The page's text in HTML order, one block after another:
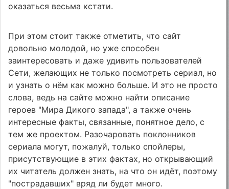
оказаться весьма кстати.
При этом стоит также отметить, что сайт
довольно молодой, но уже способен
заинтересовать и даже удивить пользователей
Сети, желающих не только посмотреть сериал, но
и узнать о нём как можно больше. И это не просто
слова, ведь на сайте можно найти описание
героев "Мира Дикого запада", а также очень
интересные факты, связанные, понятное дело, с
тем же проектом. Разочаровать поклонников
сериала могут, пожалуй, только спойлеры,
присутствующие в этих фактах, но открывающий
их читатель должен знать, на что он идёт, поэтому
"пострадавших" вряд ли будет много.